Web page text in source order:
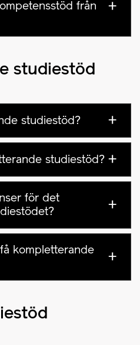
från
studiestöd
studiestöd?
studiestöd?
för det
kompletterande